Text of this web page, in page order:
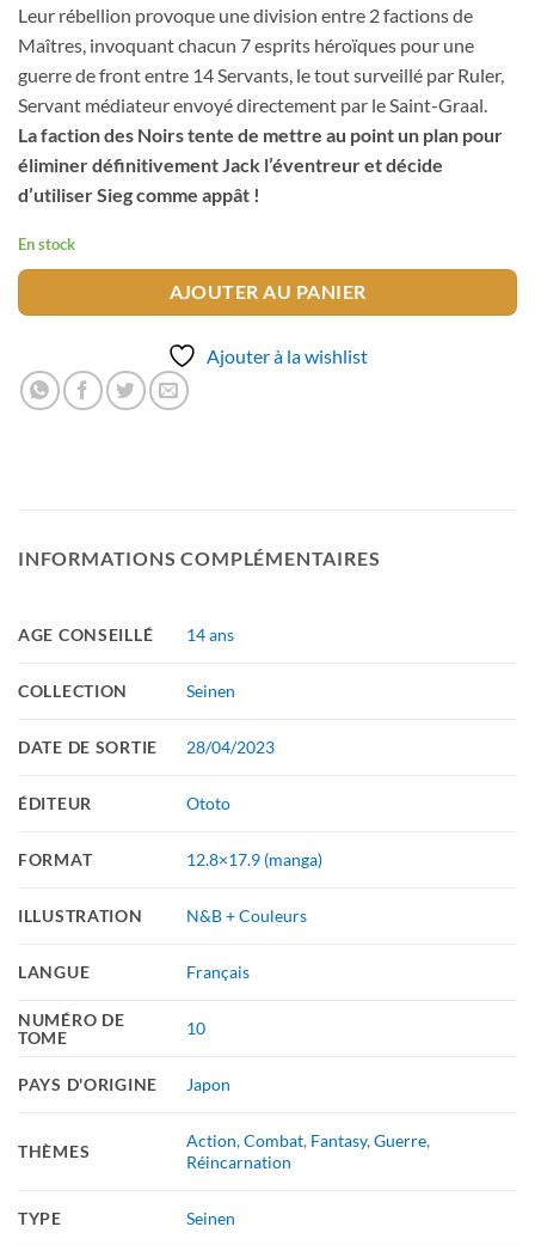
Leur rébellion provoque une division entre 2 factions de
Maîtres, invoquant chacun 7 esprits héroïques pour une
guerre de front entre 14 Servants, le tout surveillé par Ruler,
Servant médiateur envoyé directement par le Saint-Graal.
La faction des Noirs tente de mettre au point un plan pour
éliminer définitivement Jack l’éventreur et décide
d’utiliser Sieg comme appât !
En stock
AJOUTER AU PANIER
Ajouter à la wishlist
INFORMATIONS COMPLÉMENTAIRES
AGE CONSEILLÉ 14 ans
COLLECTION Seinen
DATE DE SORTIE 28/04/2023
ÉDITEUR Ototo
FORMAT 12.8×17.9 (manga)
ILLUSTRATION N&B + Couleurs
LANGUE Français
NUMÉRO DE
TOME
10
PAYS D'ORIGINE Japon
THÈMES
Action,Combat, Fantasy,Guerre,
Réincarnation
TYPE Seinen